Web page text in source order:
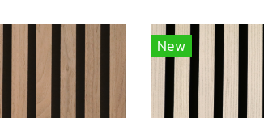
New